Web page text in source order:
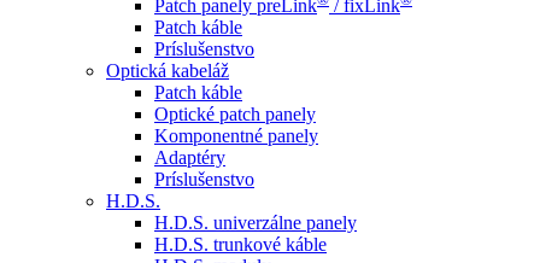
Patch panely preLink / fixLink
Patch káble
Príslušenstvo
Optická kabeláž
Patch káble
Optické patch panely
Komponentné panely
Adaptéry
Príslušenstvo
H.D.S.
H.D.S. univerzálne panely
H.D.S. trunkové káble